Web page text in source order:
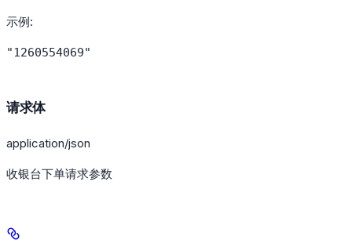
示例:
"1260554069"
请求体
application/json
收银台下单请求参数